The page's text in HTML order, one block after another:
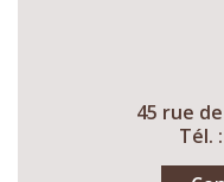
45 rue
Tél.